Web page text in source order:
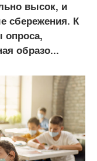
высок, и
сбережения. К
опроса,
образо...